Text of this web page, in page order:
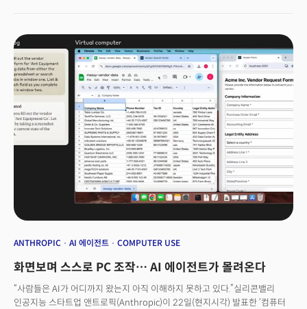
할 수 있다’고 여겼던 업무도 AI가 기초 분석을 신속히 수행해주면서,
예전만큼의 인력이 필요하지 않게 된 상황입니다. 반면 AI 솔루션 개발 및
세일즈, 데이터 알고리즘 설계, AI 활용 영업 등 신기술 관련 직무는 증가하고
있습니다. 그러나 이는 새로운 기술 역량을 갖춘 일부 인재에게만 해당돼, 전체
노동시장에는 여전히 ‘불안’이 확산되는 상황입니다.
생산성을 향상하는데 초점을 맞추고 있습니다. 내 정보를 활용해 나에게
도움을 주는 개인용 비서, AI 에이전트(agent, 대리인)인 셈입니다. 애플의
참전으로 이런 흐름이 더 가속될 것이란 게 업계의 관측입니다. B2B(기업용)
분야는 이보다 더 빠르게 질주하고 있습니다. 비용 절감, 생산성 향상은 기업의
주요 화두이기 때문에 그렇습니다. 이미 “에이전트 이코노미(economy, 경제)
가 시작됐다”는 관측까지 나옵니다.
ANTHROPIC AI 에이전트 COMPUTER USE
화면보며 스스로 PC 조작… AI 에이전트가 몰려온다
“사람들은 AI가 어디까지 왔는지 아직 이해하지 못하고 있다.”실리콘밸리
인공지능 스타트업 앤트로픽(Anthropic)이 22일(현지시각) 발표한 ‘컴퓨터